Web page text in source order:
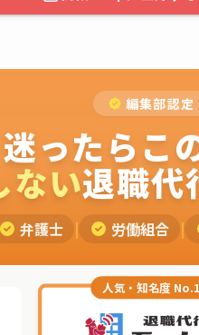
編集部認定
迷ったらこ
ない退職代
弁護士 | 労働組合 |
人気・知名度 No.1